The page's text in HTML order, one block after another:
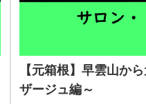
【元箱根】早雲山か
ザージュ編～